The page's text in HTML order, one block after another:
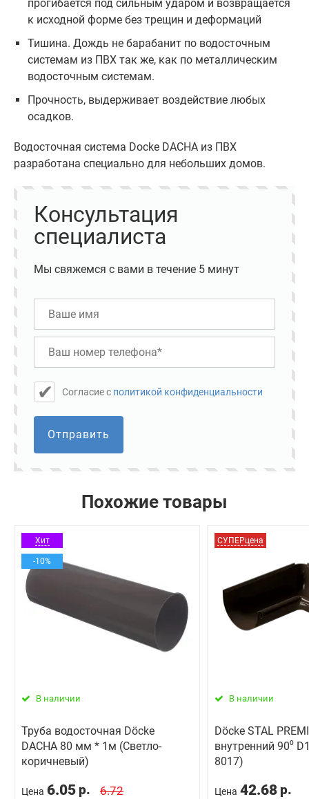
прогибается под сильным ударом и возвращается
к исходной форме без трещин и деформаций
Тишина. Дождь не барабанит по водосточным
системам из ПВХ так же, как по металлическим
водосточным системам.
Прочность, выдерживает воздействие любых
осадков.
Водосточная система Docke DACHA из ПВХ
разработана специально для небольших домов.
Консультация
специалиста
Мы свяжемся с вами в течение 5 минут
Cогласие с политикой конфиденциальности
Отправить
Похожие товары
Хит
-10%
В наличии
Труба водосточная Döcke
DACHA 80 мм * 1м (Светло-
коричневый)
Цена 6.05 р. 6.72
СУПЕРцена
В наличии
Döcke STAL
внутренний 90⁰
8017)
Цена 42.68 р.